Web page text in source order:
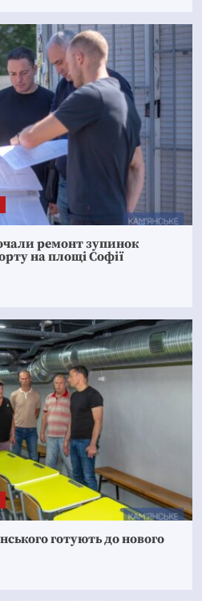
ремонт зупинок
на площі Софії
готують до нового